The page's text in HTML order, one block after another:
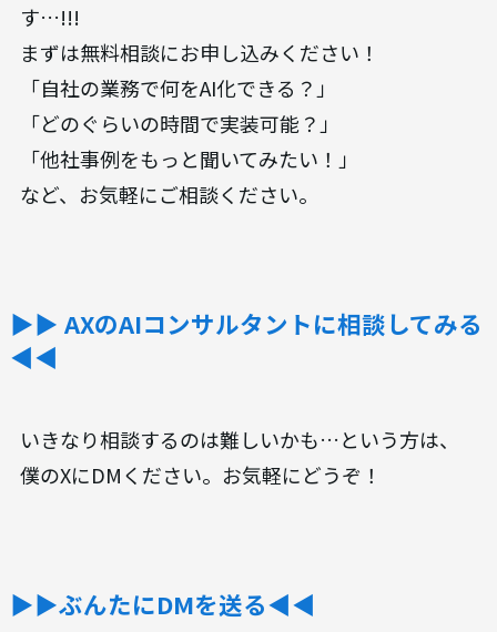
す…!!!
まずは無料相談にお申し込みください！
「自社の業務で何をAI化できる？」
「どのぐらいの時間で実装可能？」
「他社事例をもっと聞いてみたい！」
など、お気軽にご相談ください。
▶︎▶︎ AXのAIコンサルタントに相談してみる
◀◀
いきなり相談するのは難しいかも…という方は、
僕のXにDMください。お気軽にどうぞ！
▶︎▶︎ぶんたにDMを送る◀◀